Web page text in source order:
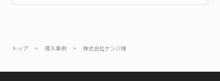
トップ > 導入事例 > 株式会社ケンジ様